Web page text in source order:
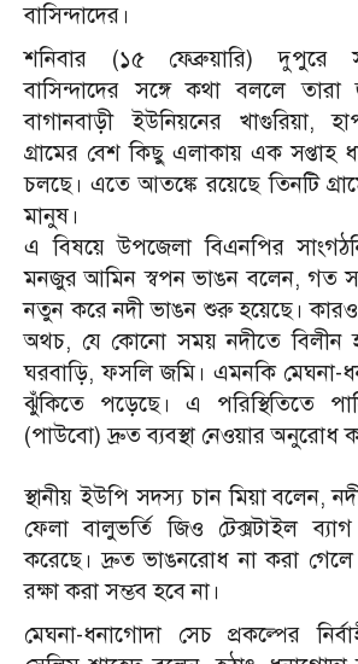
বাসিন্দাদের।
শনিবার (১৫ ফেব্রুয়ারি) দুপুরে
বাসিন্দাদের সঙ্গে কথা বললে
বাগানবাড়ী ইউনিয়নের খাগুরিয়া,
গ্রামের বেশ কিছু এলাকায় এক সপ্তাহ
চলছে। এতে আতঙ্কে রয়েছে তিনটি
মানুষ।
এ বিষয়ে উপজেলা বিএনপির
মনজুর আমিন স্বপন ভাঙন বলেন, গত
নতুন করে নদী ভাঙন শুরু হয়েছে।
অথচ, যে কোনো সময় নদীতে বিলীন
ঘরবাড়ি, ফসলি জমি। এমনকি মেঘনা-
ঝুঁকিতে পড়েছে। এ পরিস্থিতিতে
(পাউবো) দ্রুত ব্যবস্থা নেওয়ার অনুরোধ
স্থানীয় ইউপি সদস্য চান মিয়া বলেন,
ফেলা বালুভর্তি জিও টেক্সটাইল
করেছে। দ্রুত ভাঙনরোধ না করা গেলে
রক্ষা করা সম্ভব হবে না।
মেঘনা-ধনাগোদা সেচ প্রকল্পের